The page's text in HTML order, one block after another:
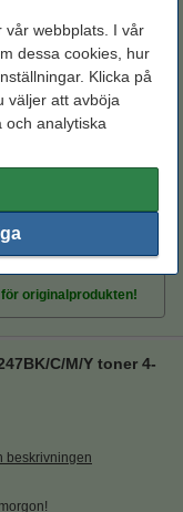
vår webbplats. I vår
dessa cookies, hur
Klicka på
väljer att avböja
och analytiska
beskrivningen
originalprodukten!
C/M/Y toner 4-
beskrivningen